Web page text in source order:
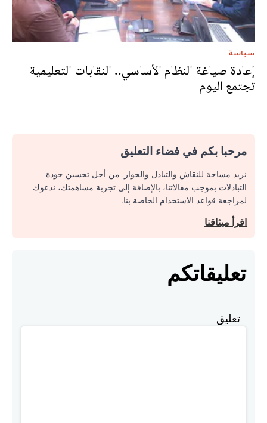
سياسة
إعادة صياغة النظام الأساسي.. النقابات التعليمية
تجتمع اليوم
مرحبا بكم في فضاء التعليق
نريد مساحة للنقاش والتبادل والحوار. من أجل تحسين جودة
التبادلات بموجب مقالاتنا، بالإضافة إلى تجربة مساهمتك، ندعوك
لمراجعة قواعد الاستخدام الخاصة بنا.
اقرأ ميثاقنا
تعليقاتكم
تعليق